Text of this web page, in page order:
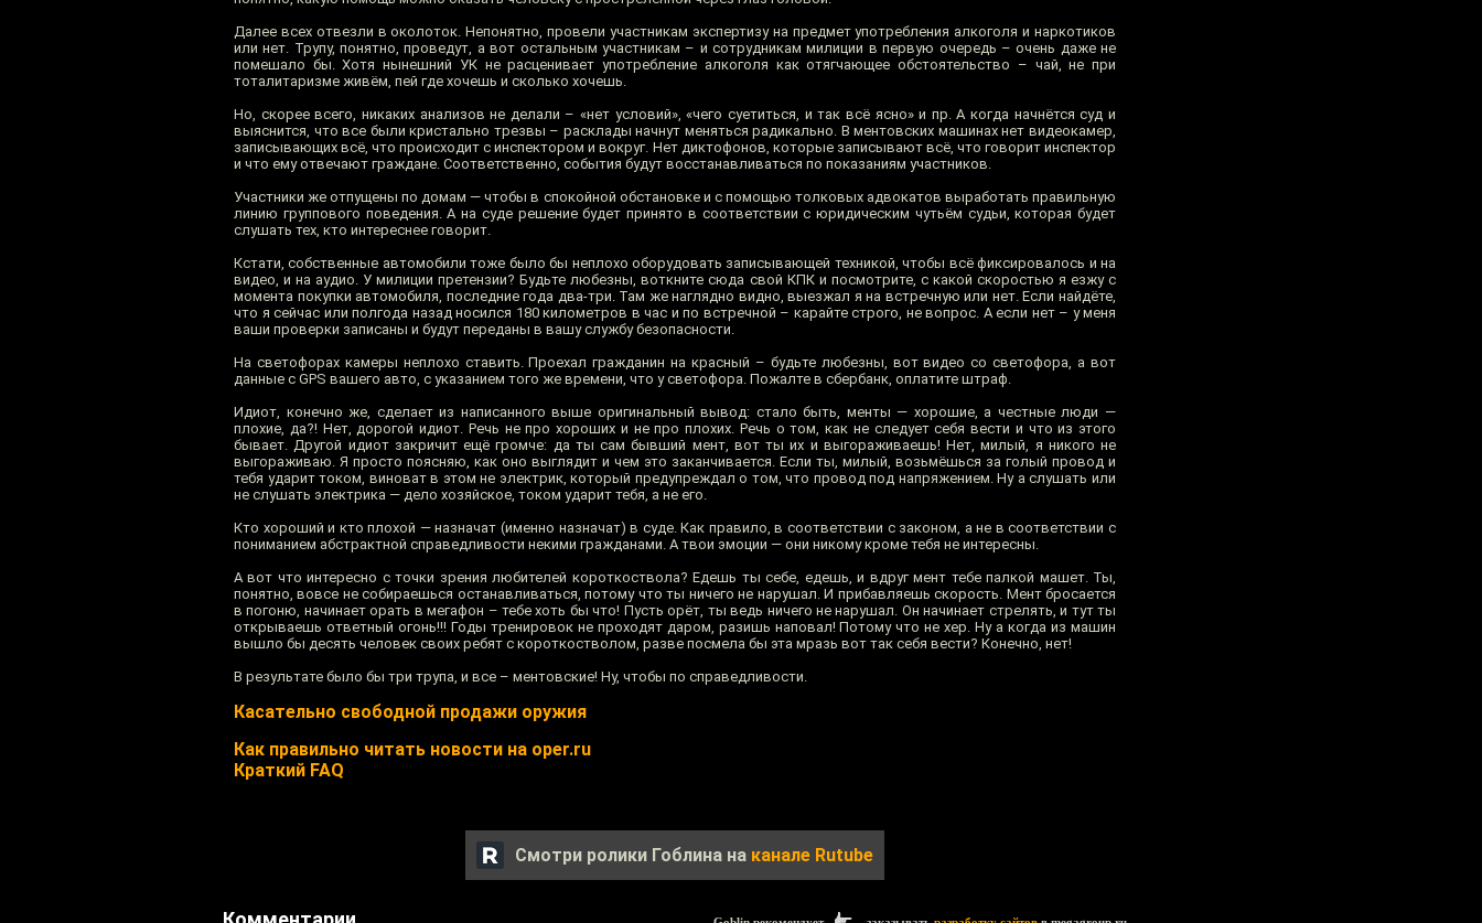
Далее всех отвезли в околоток. Непонятно, провели участникам экспертизу на предмет употребления алкоголя и наркотиков
или нет. Трупу, понятно, проведут, а вот остальным участникам – и сотрудникам милиции в первую очередь – очень даже не
помешало бы. Хотя нынешний УК не расценивает употребление алкоголя как отягчающее обстоятельство – чай, не при
тоталитаризме живём, пей где хочешь и сколько хочешь.
Но, скорее всего, никаких анализов не делали – «нет условий», «чего суетиться, и так всё ясно» и пр. А когда начнётся суд и
выяснится, что все были кристально трезвы – расклады начнут меняться радикально. В ментовских машинах нет видеокамер,
записывающих всё, что происходит с инспектором и вокруг. Нет диктофонов, которые записывают всё, что говорит инспектор
и что ему отвечают граждане. Соответственно, события будут восстанавливаться по показаниям участников.
Участники же отпущены по домам — чтобы в спокойной обстановке и с помощью толковых адвокатов выработать правильную
линию группового поведения. А на суде решение будет принято в соответствии с юридическим чутьём судьи, которая будет
слушать тех, кто интереснее говорит.
Кстати, собственные автомобили тоже было бы неплохо оборудовать записывающей техникой, чтобы всё фиксировалось и на
видео, и на аудио. У милиции претензии? Будьте любезны, воткните сюда свой КПК и посмотрите, с какой скоростью я езжу с
момента покупки автомобиля, последние года два-три. Там же наглядно видно, выезжал я на встречную или нет. Если найдёте,
что я сейчас или полгода назад носился 180 километров в час и по встречной – карайте строго, не вопрос. А если нет – у меня
ваши проверки записаны и будут переданы в вашу службу безопасности.
На светофорах камеры неплохо ставить. Проехал гражданин на красный – будьте любезны, вот видео со светофора, а вот
данные с GPS вашего авто, с указанием того же времени, что у светофора. Пожалте в сбербанк, оплатите штраф.
Идиот, конечно же, сделает из написанного выше оригинальный вывод: стало быть, менты — хорошие, а честные люди —
плохие, да?! Нет, дорогой идиот. Речь не про хороших и не про плохих. Речь о том, как не следует себя вести и что из этого
бывает. Другой идиот закричит ещё громче: да ты сам бывший мент, вот ты их и выгораживаешь! Нет, милый, я никого не
выгораживаю. Я просто поясняю, как оно выглядит и чем это заканчивается. Если ты, милый, возьмёшься за голый провод и
тебя ударит током, виноват в этом не электрик, который предупреждал о том, что провод под напряжением. Ну а слушать или
не слушать электрика — дело хозяйское, током ударит тебя, а не его.
Кто хороший и кто плохой — назначат (именно назначат) в суде. Как правило, в соответствии с законом, а не в соответствии с
пониманием абстрактной справедливости некими гражданами. А твои эмоции — они никому кроме тебя не интересны.
А вот что интересно с точки зрения любителей короткоствола? Едешь ты себе, едешь, и вдруг мент тебе палкой машет. Ты,
понятно, вовсе не собираешься останавливаться, потому что ты ничего не нарушал. И прибавляешь скорость. Мент бросается
в погоню, начинает орать в мегафон – тебе хоть бы что! Пусть орёт, ты ведь ничего не нарушал. Он начинает стрелять, и тут ты
открываешь ответный огонь!!! Годы тренировок не проходят даром, разишь наповал! Потому что не хер. Ну а когда из машин
вышло бы десять человек своих ребят с короткостволом, разве посмела бы эта мразь вот так себя вести? Конечно, нет!
В результате было бы три трупа, и все – ментовские! Ну, чтобы по справедливости.
Касательно свободной продажи оружия
Как правильно читать новости на oper.ru
Краткий FAQ
Смотри ролики Гоблина на канале Rutube